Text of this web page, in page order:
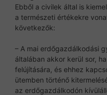
Ebből a civilek által is
a természeti értékekre
következők:
– A mai erdőgazdálkodási
általában akkor kerül sor,
felújítására, és ehhez
ütemben történő
az erdőgazdálkodón